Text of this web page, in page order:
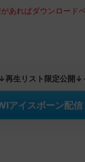
あればダウンロード
生リスト限定公開
アイスボーン配信